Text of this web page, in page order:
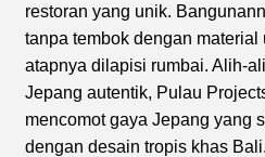
restoran yang unik.
tanpa tembok dengan
atapnya dilapisi rumbai. Alih-
Jepang autentik, Pulau
mencomot gaya Jepang yang
dengan desain tropis khas